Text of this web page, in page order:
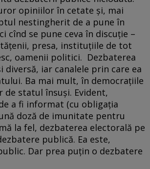
opiniilor în cetate și, mai
nestingherit de a pune în
cînd se pune ceva în discuție –
presa, instituțiile de tot
oamenii politici. Dezbaterea
iar canalele prin care ea
Ba mai mult, în democrațiile
statul însuși. Evident,
a fi informat (cu obligația
doză de imunitate pentru
la fel, dezbaterea electorală pe
publică. Ea este,
Dar prea puțin o dezbatere